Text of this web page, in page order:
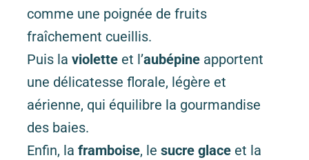
comme une poignée de fruits
fraîchement cueillis.
Puis la violette et l’aubépine apportent
une délicatesse florale, légère et
aérienne, qui équilibre la gourmandise
des baies.
Enfin, la framboise, le sucre glace et la